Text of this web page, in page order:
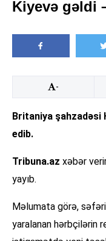
Kiyevə gəldi
-
Britaniya
edib.
Tribuna.az xəbər
yayıb.
Məlumata görə,
yaralanan hərbçilərin